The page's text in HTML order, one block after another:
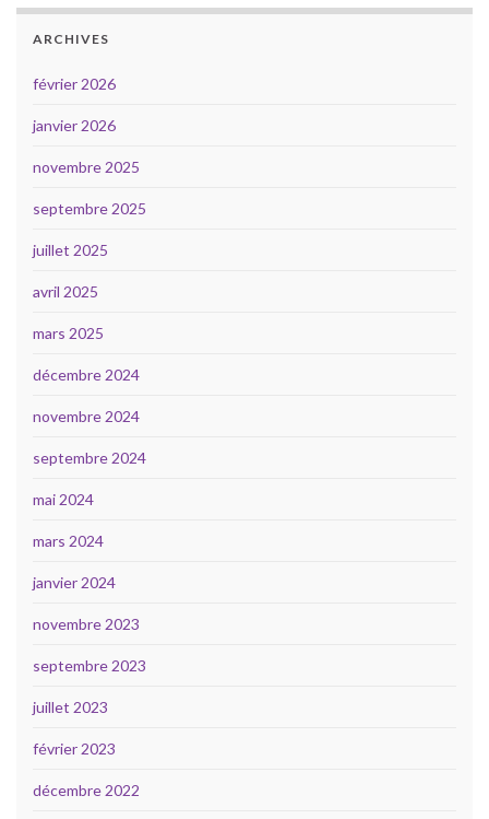
ARCHIVES
février 2026
janvier 2026
novembre 2025
septembre 2025
juillet 2025
avril 2025
mars 2025
décembre 2024
novembre 2024
septembre 2024
mai 2024
mars 2024
janvier 2024
novembre 2023
septembre 2023
juillet 2023
février 2023
décembre 2022